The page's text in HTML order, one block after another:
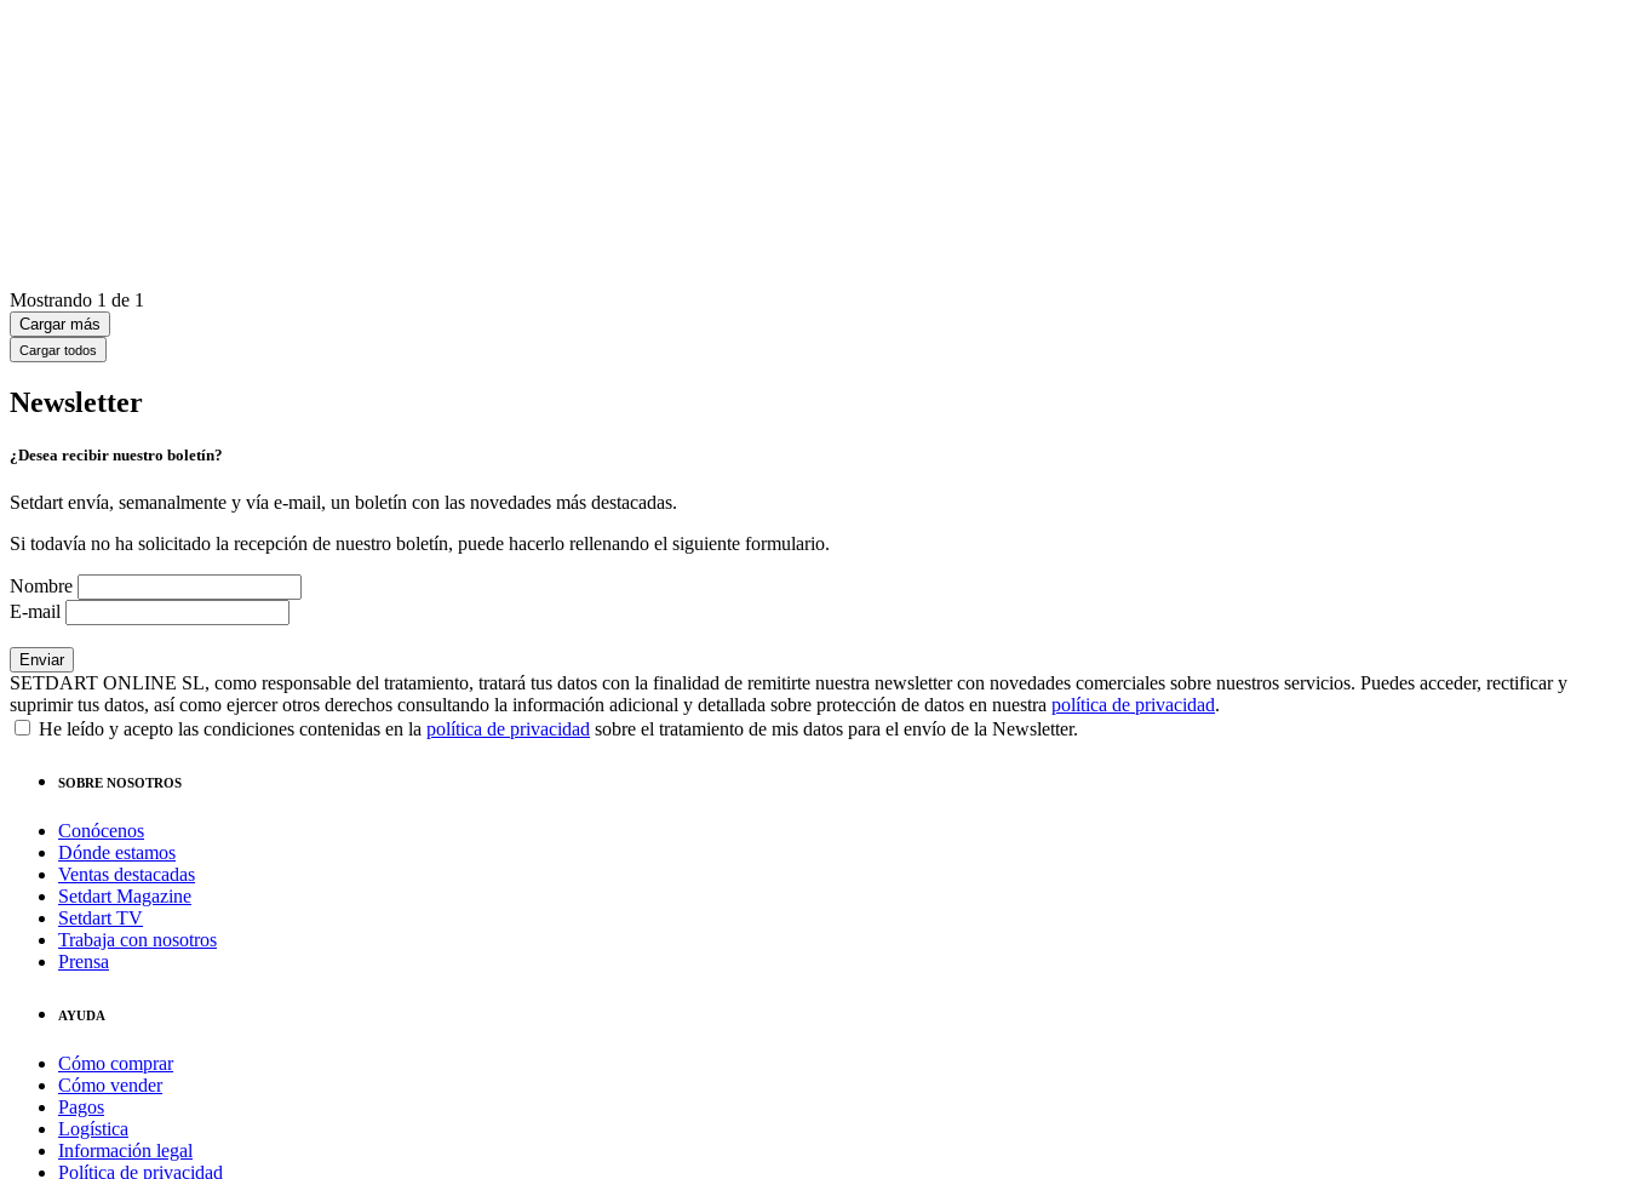
Mostrando 1 de 1
Cargar más
Cargar todos
Newsletter
¿Desea recibir nuestro boletín?
Setdart envía, semanalmente y vía e-mail, un boletín con las novedades más destacadas.
Si todavía no ha solicitado la recepción de nuestro boletín, puede hacerlo rellenando el siguiente formulario.
Nombre
E-mail
SETDART ONLINE SL, como responsable del tratamiento, tratará tus datos con la finalidad de remitirte nuestra newsletter con novedades comerciales sobre nuestros servicios. Puedes acceder, rectificar y
suprimir tus datos, así como ejercer otros derechos consultando la información adicional y detallada sobre protección de datos en nuestra política de privacidad.
He leído y acepto las condiciones contenidas en la política de privacidad sobre el tratamiento de mis datos para el envío de la Newsletter.
SOBRE NOSOTROS
Conócenos
Dónde estamos
Ventas destacadas
Setdart Magazine
Setdart TV
Trabaja con nosotros
Prensa
AYUDA
Cómo comprar
Cómo vender
Pagos
Logística
Información legal
Política de privacidad